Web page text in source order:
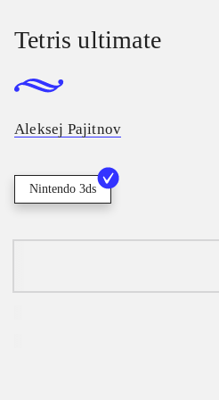
Tetris ultimate
Aleksej Pajitnov
Nintendo 3ds